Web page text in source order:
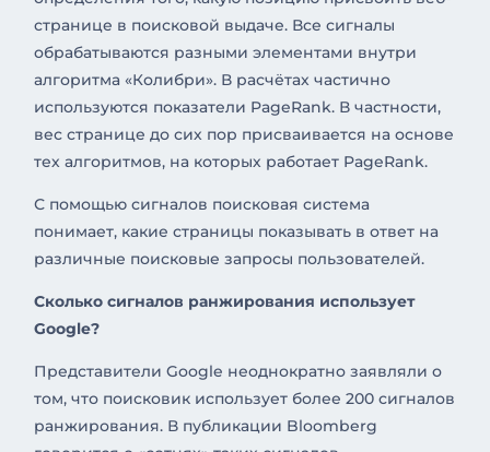
странице в поисковой выдаче. Все сигналы
обрабатываются разными элементами внутри
алгоритма «Колибри». В расчётах частично
используются показатели PageRank. В частности,
вес странице до сих пор присваивается на основе
тех алгоритмов, на которых работает PageRank.
С помощью сигналов поисковая система
понимает, какие страницы показывать в ответ на
различные поисковые запросы пользователей.
Сколько сигналов ранжирования использует
Google?
Представители Google неоднократно заявляли о
том, что поисковик использует более 200 сигналов
ранжирования. В публикации Bloomberg